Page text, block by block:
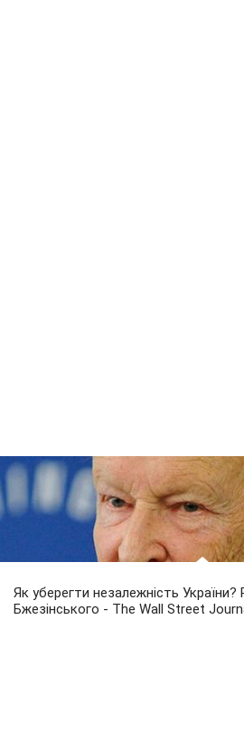
Як уберегти незалежність України?
Бжезінського - The Wall Street